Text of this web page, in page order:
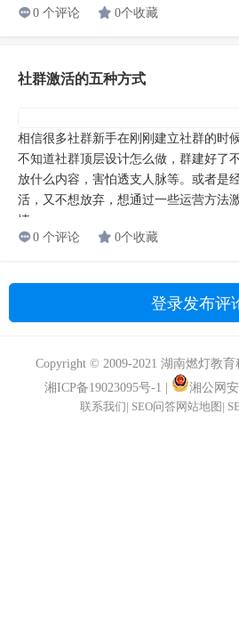
信任”更加直接，这也让个人IP的打造更
0 个评论
0个收藏
视频号如何变现——3种途径都在这
粉丝之后才考虑变现，而应该在第一天
对视频号做好内容定位、账号定位、变
域社群来做商业变现。首先我们来了解“